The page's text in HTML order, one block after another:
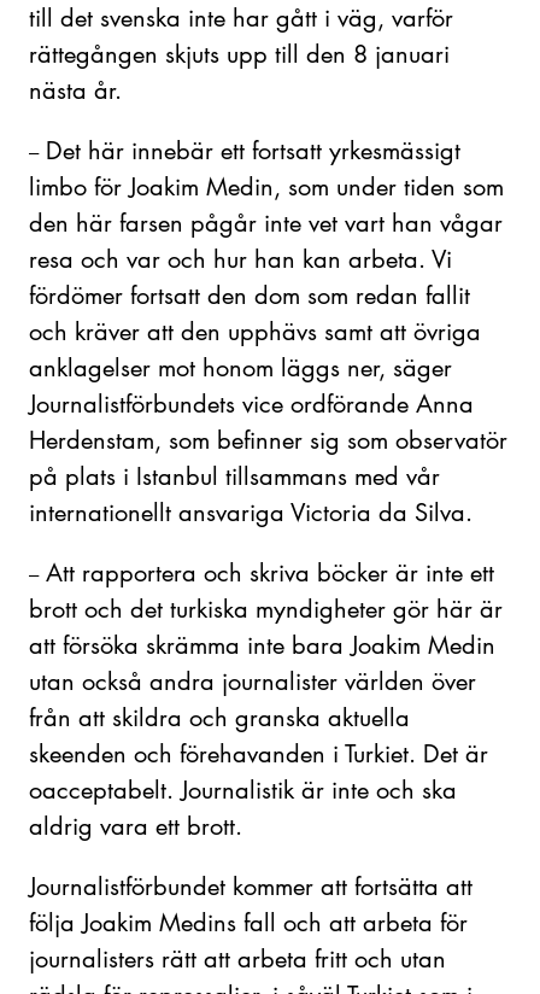
till det svenska inte har gått i väg, varför
rättegången skjuts upp till den 8 januari
nästa år.
–Det här innebär ett fortsatt yrkesmässigt
limbo för Joakim Medin, som under tiden som
den här farsen pågår inte vet vart han vågar
resa och var och hur han kan arbeta. Vi
fördömer fortsatt den dom som redan fallit
och kräver att den upphävs samt att övriga
anklagelser mot honom läggs ner, säger
Journalistförbundets vice ordförande Anna
Herdenstam, som befinner sig som observatör
på plats i Istanbul tillsammans med vår
internationellt ansvariga Victoria da Silva.
–Att rapportera och skriva böcker är inte ett
brott och det turkiska myndigheter gör här är
att försöka skrämma inte bara Joakim Medin
utan också andra journalister världen över
från att skildra och granska aktuella
skeenden och förehavanden i Turkiet. Det är
oacceptabelt. Journalistik är inte och ska
aldrig vara ett brott.
Journalistförbundet kommer att fortsätta att
följa Joakim Medins fall och att arbeta för
journalisters rätt att arbeta fritt och utan